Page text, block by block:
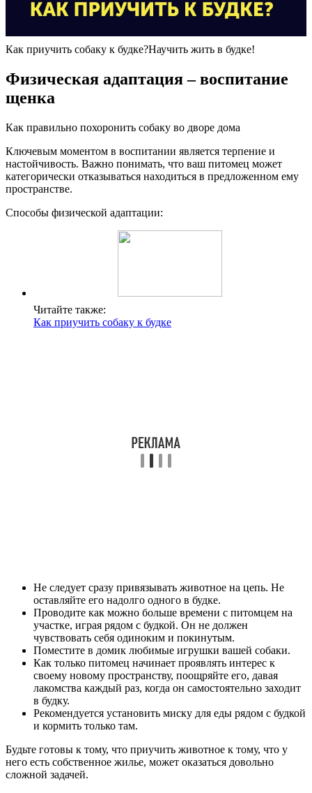
Как приучить собаку к будке?Научить жить в будке!
Физическая адаптация – воспитание
щенка
Как правильно похоронить собаку во дворе дома
Ключевым моментом в воспитании является терпение и
настойчивость. Важно понимать, что ваш питомец может
категорически отказываться находиться в предложенном ему
пространстве.
Способы физической адаптации:
Читайте также:
Как приучить собаку к будке
Не следует сразу привязывать животное на цепь. Не
оставляйте его надолго одного в будке.
Проводите как можно больше времени с питомцем на
участке, играя рядом с будкой. Он не должен
чувствовать себя одиноким и покинутым.
Поместите в домик любимые игрушки вашей собаки.
Как только питомец начинает проявлять интерес к
своему новому пространству, поощряйте его, давая
лакомства каждый раз, когда он самостоятельно заходит
в будку.
Рекомендуется установить миску для еды рядом с будкой
и кормить только там.
Будьте готовы к тому, что приучить животное к тому, что у
него есть собственное жилье, может оказаться довольно
сложной задачей.